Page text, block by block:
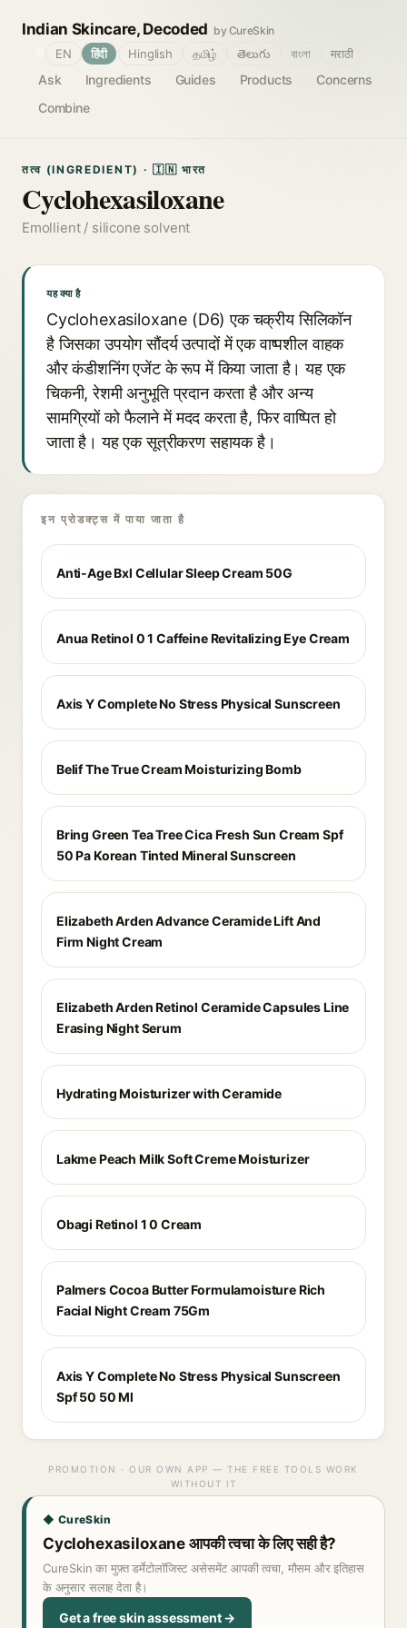
Indian Skincare, Decoded by CureSkin
Ask Ingredients Guides Products
Concerns
Combine
EN हिंदी Hinglish தமிழ் తెలుగు বাংলা मराठी
तत्व (INGREDIENT) · 🇮🇳 भारत
Cyclohexasiloxane
Emollient / silicone solvent
यह क्या है
Cyclohexasiloxane (D6) एक चक्रीय सिलिकॉन
है जिसका उपयोग सौंदर्य उत्पादों में एक वाष्पशील वाहक
और कंडीशनिंग एजेंट के रूप में किया जाता है। यह एक
चिकनी, रेशमी अनुभूति प्रदान करता है और अन्य
सामग्रियों को फैलाने में मदद करता है, फिर वाष्पित हो
जाता है। यह एक सूत्रीकरण सहायक है।
इन प्रोडक्ट्स में पाया जाता है
Anti-Age Bxl Cellular Sleep Cream 50G
Anua Retinol 0 1 Caffeine Revitalizing Eye Cream
Axis Y Complete No Stress Physical Sunscreen
Belif The True Cream Moisturizing Bomb
Bring Green Tea Tree Cica Fresh Sun Cream Spf
50 Pa Korean Tinted Mineral Sunscreen
Elizabeth Arden Advance Ceramide Lift And
Firm Night Cream
Elizabeth Arden Retinol Ceramide Capsules Line
Erasing Night Serum
Hydrating Moisturizer with Ceramide
Lakme Peach Milk Soft Creme Moisturizer
Obagi Retinol 1 0 Cream
Palmers Cocoa Butter Formulamoisture Rich
Facial Night Cream 75Gm
Axis Y Complete No Stress Physical Sunscreen
Spf 50 50 Ml
PROMOTION · OUR OWN APP — THE FREE TOOLS WORK
WITHOUT IT
◆ CureSkin
Cyclohexasiloxane आपकी त्वचा के लिए सही है?
CureSkin का मुफ़्त डर्मेटोलॉजिस्ट असेसमेंट आपकी त्वचा, मौसम और इतिहास
के अनुसार सलाह देता है।
Get a free skin assessment →